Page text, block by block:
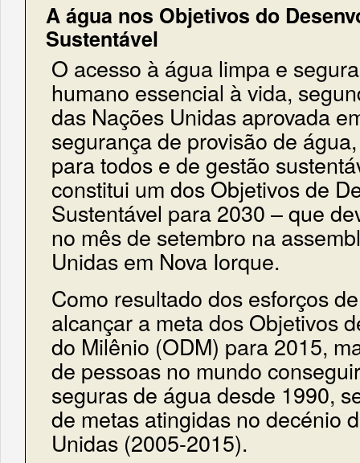
A água nos Objetivos do
Sustentável
O acesso à água limpa e
humano essencial à vida,
das Nações Unidas aprovada
segurança de provisão de
para todos e de gestão
constitui um dos Objetivos de
Sustentável para 2030 – que
no mês de setembro na
Unidas em Nova Iorque.
Como resultado dos esforços
alcançar a meta dos Objetivos
do Milênio (ODM) para 2015,
de pessoas no mundo
seguras de água desde 1990,
de metas atingidas no decénio
Unidas (2005-2015).